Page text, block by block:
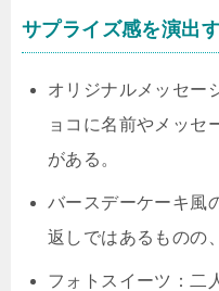
サプライズ感を演出
オリジナルメッセー
ョコに名前やメッセ
がある。
バースデーケーキ風
返しではあるものの
フォトスイーツ：二